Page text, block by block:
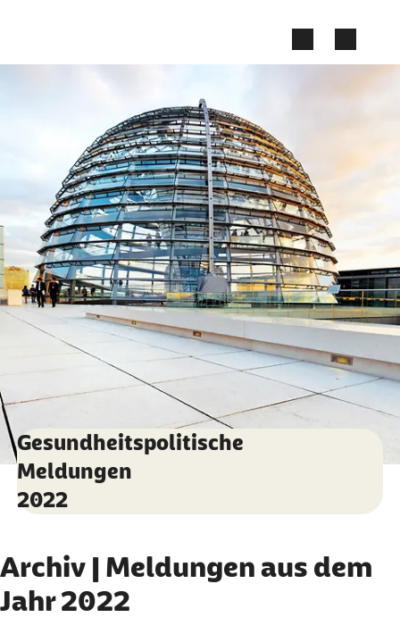
Gesundheitspolitische
Meldungen
2022
Archiv | Meldungen aus dem
Jahr 2022